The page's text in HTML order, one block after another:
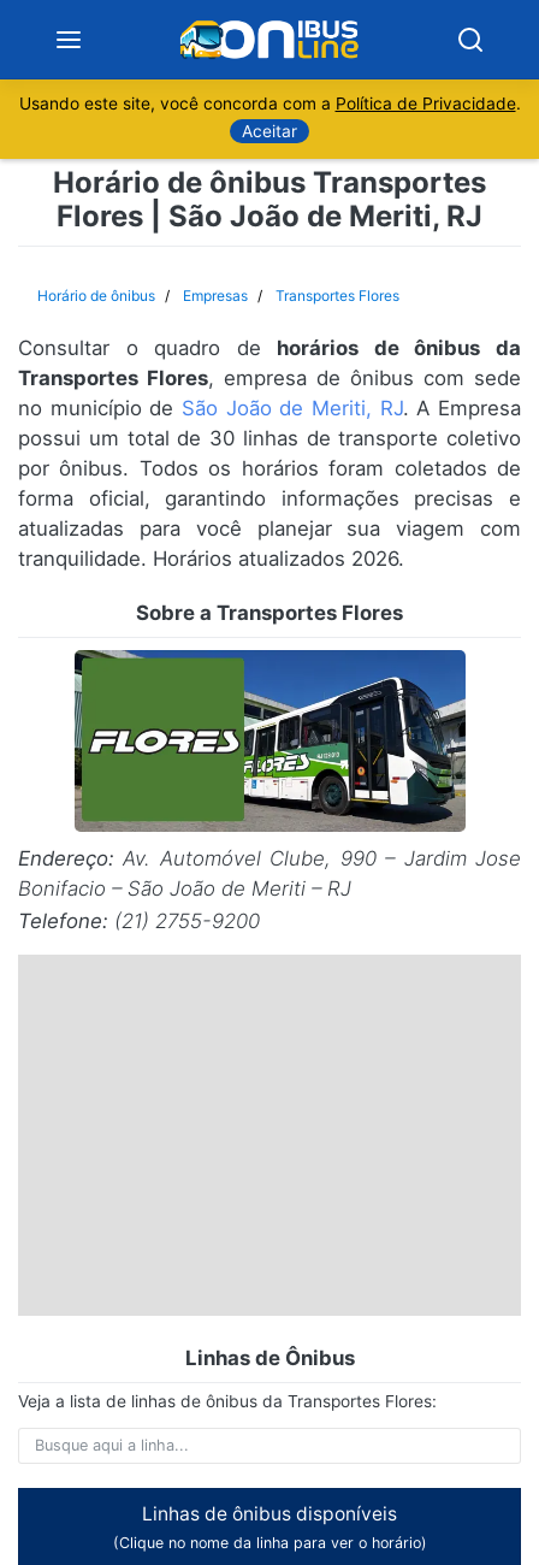
Sobre
Rio de Janeiro
Espírito Santo
Paraná
Santa Catarina
Rio Grande do Sul
Centro-Oeste
Nordeste
Norte
© 2026 Viva City Serviços Digitais Ltda. Todos os direitos reservados.
Usando este site, você concorda com a Política de Privacidade.
Aceitar
Horário de ônibus Transportes
Flores | São João de Meriti, RJ
Horário de ônibus Empresas Transportes Flores
Consultar o quadro de horários de ônibus da
Transportes Flores, empresa de ônibus com sede
no município de São João de Meriti, RJ. A Empresa
possui um total de 30 linhas de transporte coletivo
por ônibus. Todos os horários foram coletados de
forma oficial, garantindo informações precisas e
atualizadas para você planejar sua viagem com
tranquilidade. Horários atualizados 2026.
Sobre a Transportes Flores
Endereço: Av. Automóvel Clube, 990 – Jardim Jose
Bonifacio – São João de Meriti – RJ
Telefone: (21) 2755-9200
Linhas de Ônibus
Veja a lista de linhas de ônibus da Transportes Flores:
Linhas de ônibus disponíveis
(Clique no nome da linha para ver o horário)